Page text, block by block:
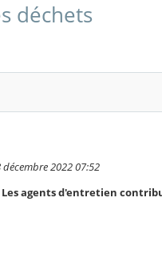
déchets
2022 07:52
Les agents d'entretien